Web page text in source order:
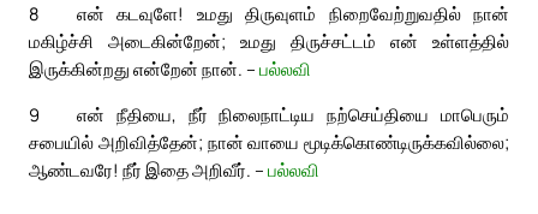
8
என் கடவுளே! உமது திருவுளம் நிறைவேற்றுவதில் நான்
மகிழ்ச்சி அடைகின்றேன்; உமது திருச்சட்டம் என் உள்ளத்தில்
இருக்கின்றது என்றேன் நான். – பல்லவி
9
என் நீதியை, நீர் நிலைநாட்டிய நற்செய்தியை மாபெரும்
சபையில் அறிவித்தேன்; நான் வாயை மூடிக்கொண்டிருக்கவில்லை;
ஆண்டவரே! நீர் இதை அறிவீர். – பல்லவி